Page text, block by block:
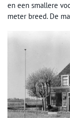
en een smallere
meter breed. De